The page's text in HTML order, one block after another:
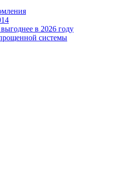
в 2026 году
системы